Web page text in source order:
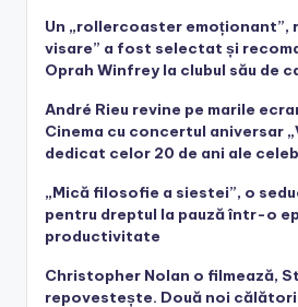
Un „rollercoaster emoționant”,
visare” a fost selectat și
Oprah Winfrey la clubul său de
André Rieu revine pe marile
Cinema cu concertul aniversar
dedicat celor 20 de ani ale
„Mică filosofie a siestei”, o
pentru dreptul la pauză într-o
productivitate
Christopher Nolan o filmează,
repovestește. Două noi